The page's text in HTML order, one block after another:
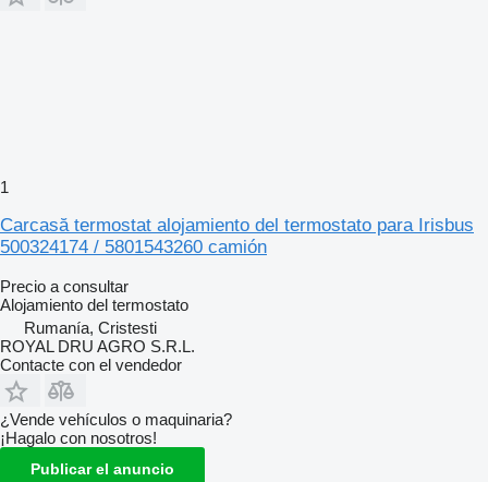
1
Carcasă termostat alojamiento del termostato para Irisbus
500324174 / 5801543260 camión
Precio a consultar
Alojamiento del termostato
Rumanía, Cristesti
ROYAL DRU AGRO S.R.L.
Contacte con el vendedor
¿Vende vehículos o maquinaria?
¡Hagalo con nosotros!
Publicar el anuncio